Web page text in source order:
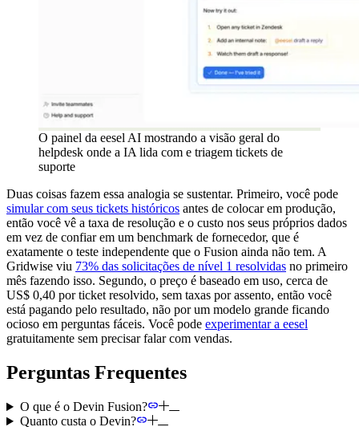
O painel da eesel AI mostrando a visão geral do
helpdesk onde a IA lida com e triagem tickets de
suporte
Duas coisas fazem essa analogia se sustentar. Primeiro, você pode
simular com seus tickets históricos antes de colocar em produção,
então você vê a taxa de resolução e o custo nos seus próprios dados
em vez de confiar em um benchmark de fornecedor, que é
exatamente o teste independente que o Fusion ainda não tem. A
Gridwise viu 73% das solicitações de nível 1 resolvidas no primeiro
mês fazendo isso. Segundo, o preço é baseado em uso, cerca de
US$ 0,40 por ticket resolvido, sem taxas por assento, então você
está pagando pelo resultado, não por um modelo grande ficando
ocioso em perguntas fáceis. Você pode experimentar a eesel
gratuitamente sem precisar falar com vendas.
Perguntas Frequentes
O que é o Devin Fusion?
Quanto custa o Devin?